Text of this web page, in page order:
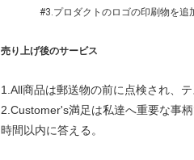
#3.プロダクトのロゴの印刷物を追加
売り上げ後のサービス
1.All商品は郵送物の前に点検され、テ
2.Customer's満足は私達へ重要な事
時間以内に答える。